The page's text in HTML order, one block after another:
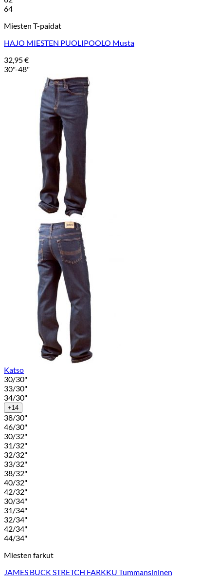
64
Miesten T-paidat
HAJO MIESTEN PUOLIPOOLO Musta
32,95€
30"-48"
Katso
30/30"
33/30"
34/30"
+14
38/30"
46/30"
30/32"
31/32"
32/32"
33/32"
38/32"
40/32"
42/32"
30/34"
31/34"
32/34"
42/34"
44/34"
Miesten farkut
JAMES BUCK STRETCH FARKKU Tummansininen